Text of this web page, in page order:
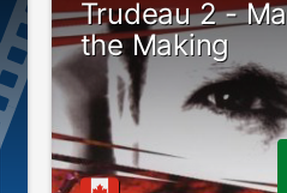
Trudeau 2 -
the Making